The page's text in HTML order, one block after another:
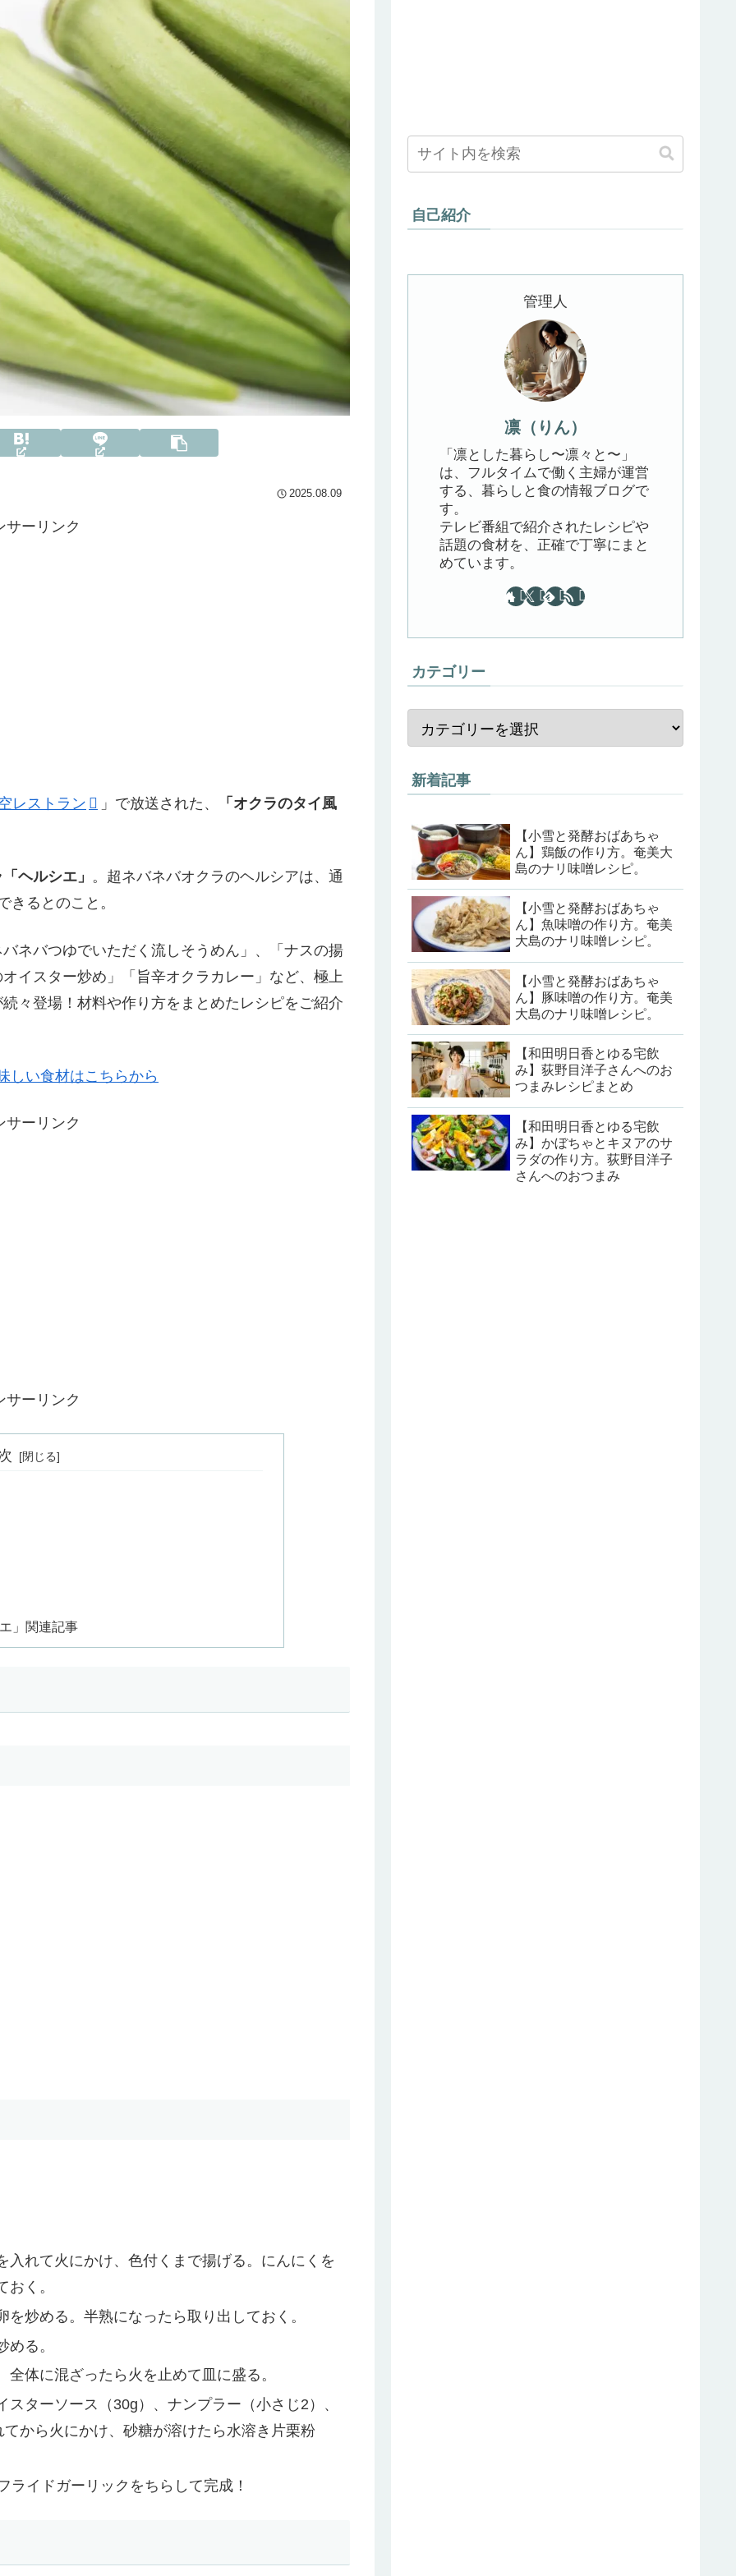
2025.08.09
サーリンク
レストラン 」で放送された、 「オクラのタイ風
ヘルシエ」 。超ネバネバオクラのヘルシアは、通
きるとのこと。
ネバつゆでいただく流しそうめん」、「ナスの揚
イスター炒め」「旨辛オクラカレー」など、極上
々登場！材料や作り方をまとめたレシピをご紹介
しい食材はこちらから
サーリンク
サーリンク
」関連記事
れて火にかけ、色付くまで揚げる。にんにくを
く。
炒める。半熟になったら取り出しておく。
る。
体に混ざったら火を止めて皿に盛る。
ターソース（30g）、ナンプラー（小さじ2）、
から火にかけ、砂糖が溶けたら水溶き片栗粉
イドガーリックをちらして完成！
自己紹介
管理人
凛（りん）
「凛とした暮らし〜凛々と〜」
は、フルタイムで働く主婦が運営
する、暮らしと食の情報ブログで
す。
テレビ番組で紹介されたレシピや
話題の食材を、正確で丁寧にまと
めています。
カテゴリー
新着記事
【小雪と発酵おばあちゃ
ん】鶏飯の作り方。奄美大
島のナリ味噌レシピ。
【小雪と発酵おばあちゃ
ん】魚味噌の作り方。奄美
大島のナリ味噌レシピ。
【小雪と発酵おばあちゃ
ん】豚味噌の作り方。奄美
大島のナリ味噌レシピ。
【和田明日香とゆる宅飲
み】荻野目洋子さんへのお
つまみレシピまとめ
【和田明日香とゆる宅飲
み】かぼちゃとキヌアのサ
ラダの作り方。荻野目洋子
さんへのおつまみ